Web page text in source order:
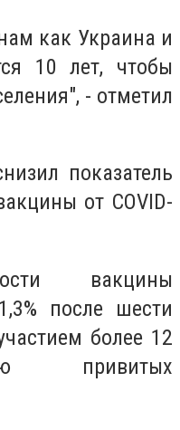
как Украина и
10 лет, чтобы
- отметил
показатель
от COVID-
вакцины
после шести
более 12
привитых